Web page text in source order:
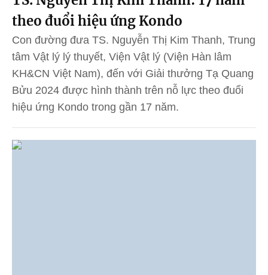
theo đuổi hiệu ứng Kondo
Con đường đưa TS. Nguyễn Thị Kim Thanh, Trung
tâm Vật lý lý thuyết, Viện Vật lý (Viện Hàn lâm
KH&CN Việt Nam), đến với Giải thưởng Tạ Quang
Bửu 2024 được hình thành trên nỗ lực theo đuổi
hiệu ứng Kondo trong gần 17 năm.